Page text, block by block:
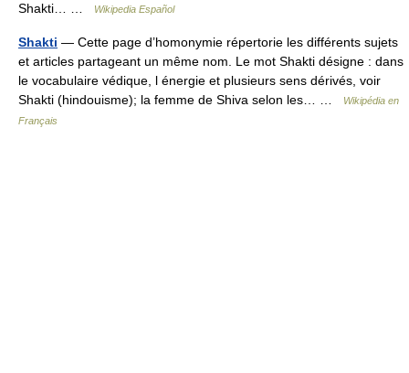
Shakti… …
Wikipedia Español
Shakti — Cette page d’homonymie répertorie les différents sujets
et articles partageant un même nom. Le mot Shakti désigne : dans
le vocabulaire védique, l énergie et plusieurs sens dérivés, voir
Shakti (hindouisme); la femme de Shiva selon les… …
Wikipédia en
Français